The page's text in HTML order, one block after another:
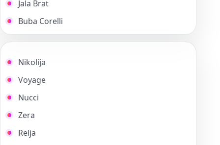
Jala Brat
Buba Corelli
Nikolija
Voyage
Nucci
Zera
Relja